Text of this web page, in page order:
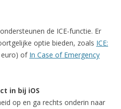
de ICE-functie. Er
optie bieden, zoals ICE:
euro) of In Case of Emergency
in bij iOS
op en ga rechts onderin naar